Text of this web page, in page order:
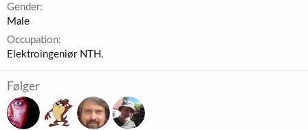
Gender
Male
Occupation
Elektroingeniør NTH.
Følger